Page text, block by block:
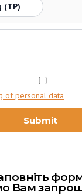
(TP)
of personal data
Вам